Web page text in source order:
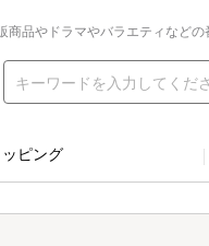
商品やドラマやバラエティなどの
ピング